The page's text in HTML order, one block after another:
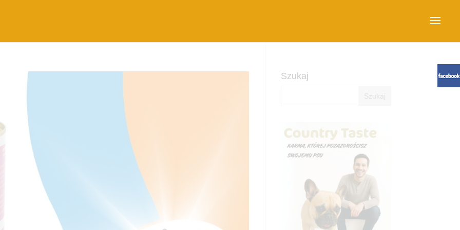
Szukaj